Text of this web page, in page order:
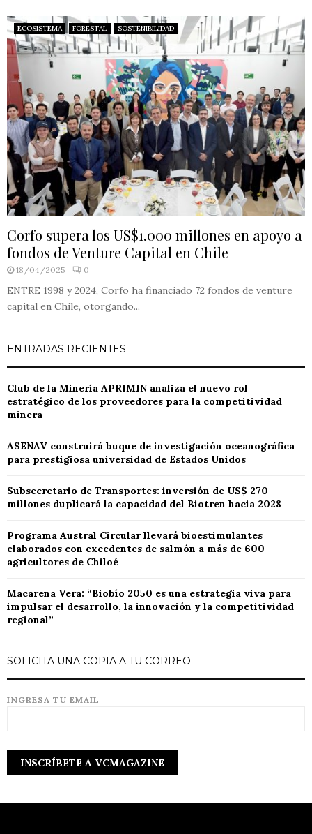
ECOSISTEMA FORESTAL SOSTENIBILIDAD
Corfo supera los US$1.000 millones en apoyo a
fondos de Venture Capital en Chile
18/04/2025 0
ENTRE 1998 y 2024, Corfo ha financiado 72 fondos de venture
capital en Chile, otorgando...
ENTRADAS RECIENTES
Club de la Minería APRIMIN analiza el nuevo rol
estratégico de los proveedores para la competitividad
minera
ASENAV construirá buque de investigación oceanográfica
para prestigiosa universidad de Estados Unidos
Subsecretario de Transportes: inversión de US$ 270
millones duplicará la capacidad del Biotren hacia 2028
Programa Austral Circular llevará bioestimulantes
elaborados con excedentes de salmón a más de 600
agricultores de Chiloé
Macarena Vera: “Biobío 2050 es una estrategia viva para
impulsar el desarrollo, la innovación y la competitividad
regional”
SOLICITA UNA COPIA A TU CORREO
INGRESA TU EMAIL